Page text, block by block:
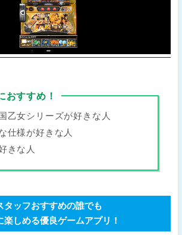
おすすめ！
乙女シリーズが好きな人
仕様が好きな人
きな人
タッフおすすめの誰でも
楽しめる優良ゲームアプリ！